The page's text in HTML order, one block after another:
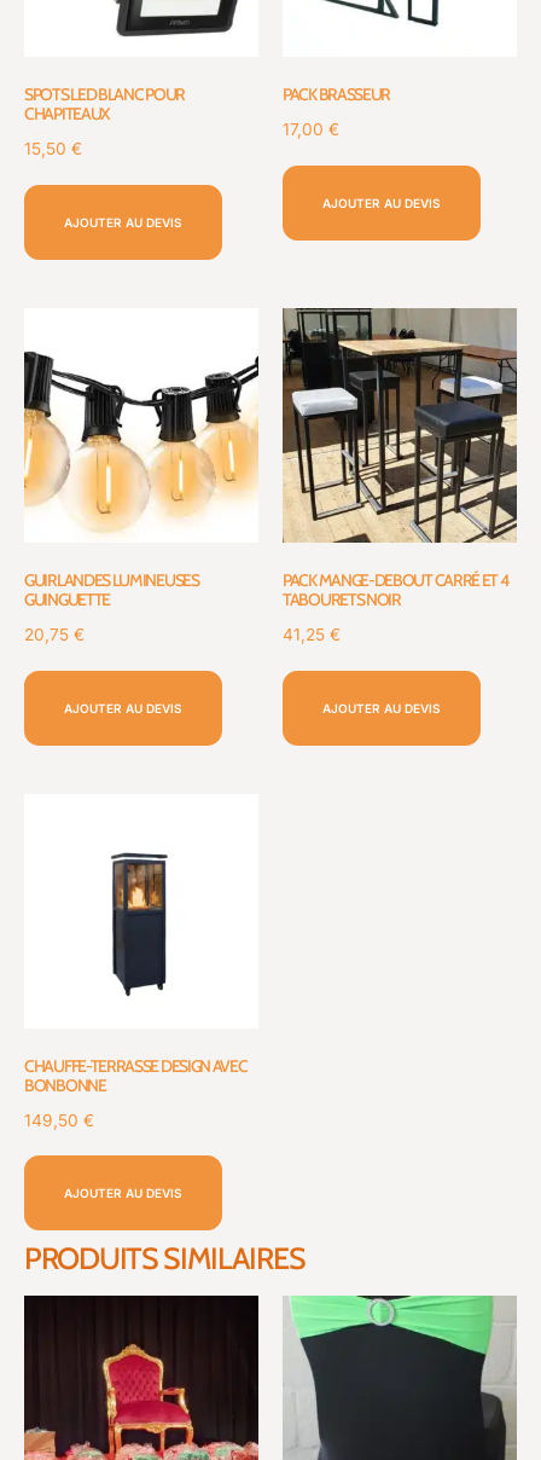
SPOTS LED BLANC POUR
CHAPITEAUX
15,50 €
AJOUTER AU DEVIS
PACK BRASSEUR
17,00 €
AJOUTER AU DEVIS
GUIRLANDES LUMINEUSES
GUINGUETTE
20,75 €
AJOUTER AU DEVIS
PACK MANGE-DEBOUT CARRÉ ET 4
TABOURETS NOIR
41,25 €
AJOUTER AU DEVIS
CHAUFFE-TERRASSE DESIGN AVEC
BONBONNE
149,50 €
AJOUTER AU DEVIS
PRODUITS SIMILAIRES